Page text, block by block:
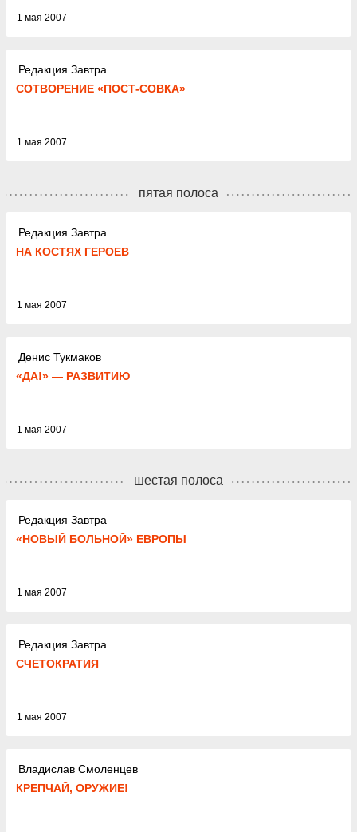
1 мая 2007
Редакция Завтра
СОТВОРЕНИЕ «ПОСТ-СОВКА»
1 мая 2007
пятая полоса
Редакция Завтра
НА КОСТЯХ ГЕРОЕВ
1 мая 2007
Денис Тукмаков
«ДА!» — РАЗВИТИЮ
1 мая 2007
шестая полоса
Редакция Завтра
«НОВЫЙ БОЛЬНОЙ» ЕВРОПЫ
1 мая 2007
Редакция Завтра
СЧЕТОКРАТИЯ
1 мая 2007
Владислав Смоленцев
КРЕПЧАЙ, ОРУЖИЕ!